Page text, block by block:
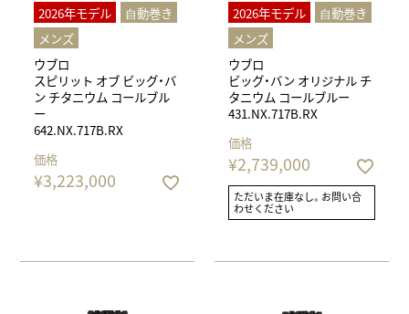
2026年モデル
⾃動巻き
メンズ
ウブロ
スピリット オブ ビッグ・バ
ン チタニウム コールブル
ー
642.NX.717B.RX
価格
¥3,223,000
2026年モデル
⾃動巻き
メンズ
ウブロ
ビッグ・バン オリジナル チ
タニウム コールブルー
431.NX.717B.RX
価格
¥2,739,000
ただいま在庫なし。お問い合
わせください